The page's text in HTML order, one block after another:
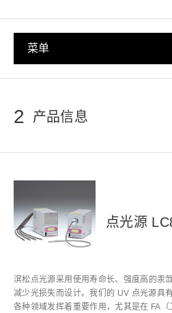
菜单
2 产品信息
点光源
滨松点光源采用使用寿命长、强度高的汞
减少光损失而设计。我们的 UV 点光源具
各种领域发挥着重要作用，尤其是在 FA